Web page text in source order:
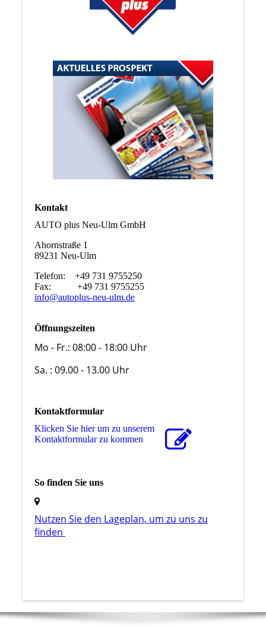
Kontakt
AUTO plus Neu-Ulm GmbH
Ahornstraße 1
89231 Neu-Ulm
Telefon: +49 731 9755250
Fax: +49 731 9755255
info@autoplus-neu-ulm.de
Öffnungszeiten
Mo - Fr.: 08:00 - 18:00 Uhr
Sa. : 09.00 - 13.00 Uhr
Kontaktformular
Klicken Sie hier um zu unserem
Kon­takt­for­mu­lar zu kommen
So finden Sie uns
Nutzen Sie den La­ge­plan, um zu uns zu
finden